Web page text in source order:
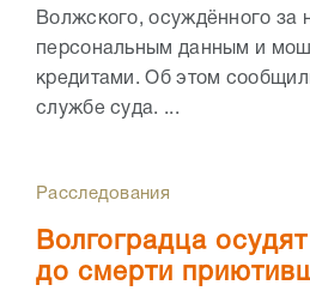
Волжского, осуждённого за
персональным данным и
кредитами. Об этом
службе суда. ...
Расследования
Волгоградца
до смерти